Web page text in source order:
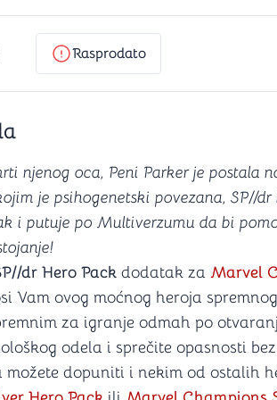
Podloge za igranje
Zaštite za karte
Kockice D6 (za Jamb)
Kutijice
Rasprodato
njenog oca, Peni Parker je postala
je psihogenetski povezana, SP//
i putuje po Multiverzumu da bi
dr Hero Pack dodatak za Marvel
Vam ovog moćnog heroja
za igranje odmah po
odela i sprečite opasnosti
možete dopuniti i nekim od ostalih